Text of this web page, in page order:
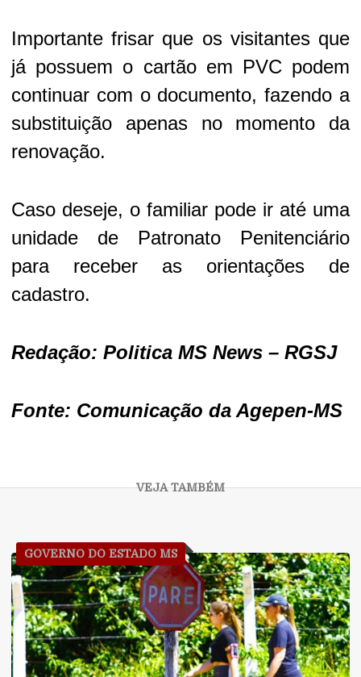
Importante frisar que os visitantes que
já possuem o cartão em PVC podem
continuar com o documento, fazendo a
substituição apenas no momento da
renovação.
Caso deseje, o familiar pode ir até uma
unidade de Patronato Penitenciário
para receber as orientações de
cadastro.
Redação: Politica MS News – RGSJ
Fonte: Comunicação da Agepen-MS
GOVERNO DO ESTADO MS